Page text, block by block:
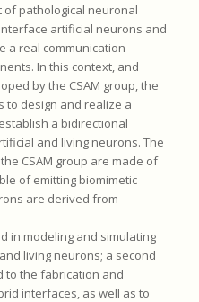
of pathological neuronal
artificial neurons and
a real communication
In this context, and
by the CSAM group, the
to design and realize a
a bidirectional
and living neurons. The
CSAM group are made of
of emitting biomimetic
are derived from
in modeling and simulating
living neurons; a second
to the fabrication and
interfaces, as well as to